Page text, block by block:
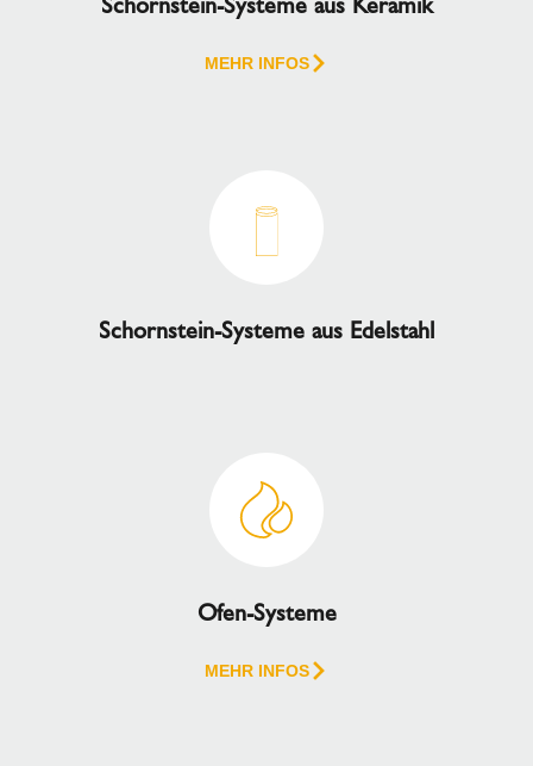
MEHR INFOS
Schornstein-Systeme aus Edelstahl
Ofen-Systeme
MEHR INFOS